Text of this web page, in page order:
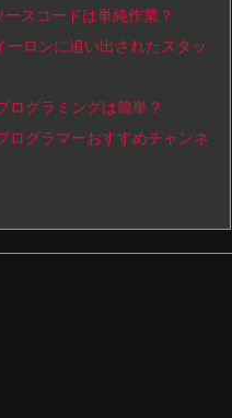
スコードは単純作業？
ロンに追い出されたスタッ
グラミングは簡単？
グラマーおすすめチャンネ